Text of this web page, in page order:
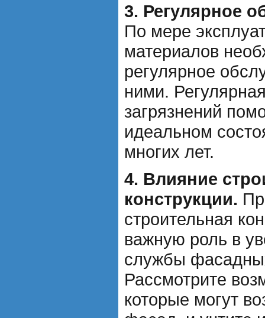
3. Регулярное
По мере
материалов
регулярное
ними.
загрязнений
идеальном
многих лет.
4. Влияние
конструкции.
строительная
важную роль в
службы
Рассмотрите
которые могут